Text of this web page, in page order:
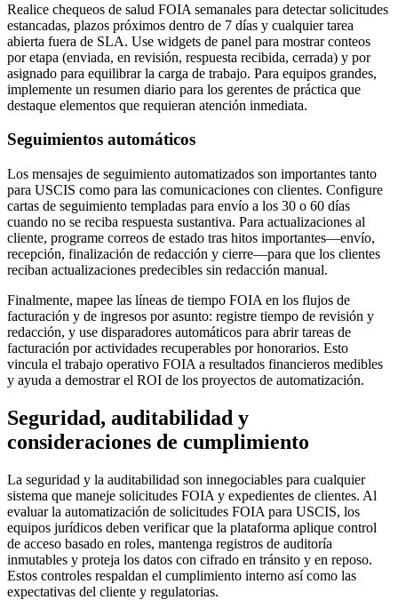
Realice chequeos de salud FOIA semanales para detectar solicitudes
estancadas, plazos próximos dentro de 7 días y cualquier tarea
abierta fuera de SLA. Use widgets de panel para mostrar conteos
por etapa (enviada, en revisión, respuesta recibida, cerrada) y por
asignado para equilibrar la carga de trabajo. Para equipos grandes,
implemente un resumen diario para los gerentes de práctica que
destaque elementos que requieran atención inmediata.
Seguimientos automáticos
Los mensajes de seguimiento automatizados son importantes tanto
para USCIS como para las comunicaciones con clientes. Configure
cartas de seguimiento templadas para envío a los 30 o 60 días
cuando no se reciba respuesta sustantiva. Para actualizaciones al
cliente, programe correos de estado tras hitos importantes—envío,
recepción, finalización de redacción y cierre—para que los clientes
reciban actualizaciones predecibles sin redacción manual.
Finalmente, mapee las líneas de tiempo FOIA en los flujos de
facturación y de ingresos por asunto: registre tiempo de revisión y
redacción, y use disparadores automáticos para abrir tareas de
facturación por actividades recuperables por honorarios. Esto
vincula el trabajo operativo FOIA a resultados financieros medibles
y ayuda a demostrar el ROI de los proyectos de automatización.
Seguridad, auditabilidad y
consideraciones de cumplimiento
La seguridad y la auditabilidad son innegociables para cualquier
sistema que maneje solicitudes FOIA y expedientes de clientes. Al
evaluar la automatización de solicitudes FOIA para USCIS, los
equipos jurídicos deben verificar que la plataforma aplique control
de acceso basado en roles, mantenga registros de auditoría
inmutables y proteja los datos con cifrado en tránsito y en reposo.
Estos controles respaldan el cumplimiento interno así como las
expectativas del cliente y regulatorias.